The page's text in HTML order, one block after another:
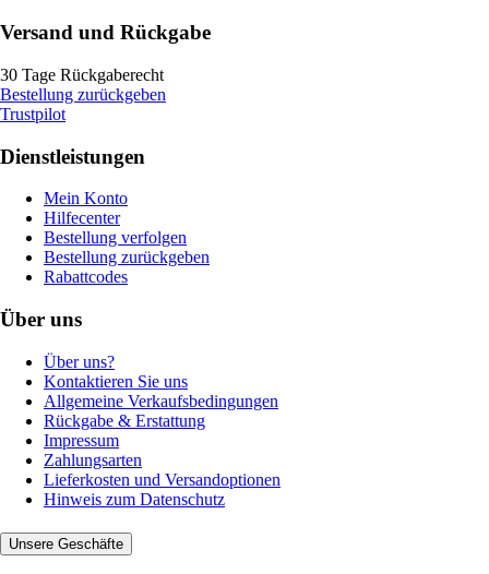
Versand und Rückgabe
30 Tage Rückgaberecht
Bestellung zurückgeben
Trustpilot
Dienstleistungen
Mein Konto
Hilfecenter
Bestellung verfolgen
Bestellung zurückgeben
Rabattcodes
Über uns
Über uns?
Kontaktieren Sie uns
Allgemeine Verkaufsbedingungen
Rückgabe & Erstattung
Impressum
Zahlungsarten
Lieferkosten und Versandoptionen
Hinweis zum Datenschutz
Unsere Geschäfte